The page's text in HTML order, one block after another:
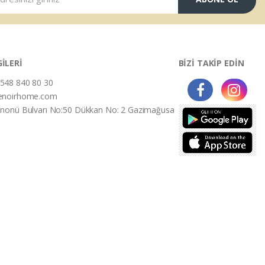
840 80 30
Bulvarı No:50 Dükkan No: 2 Gazimağusa
BİZİ TAKİP EDİN